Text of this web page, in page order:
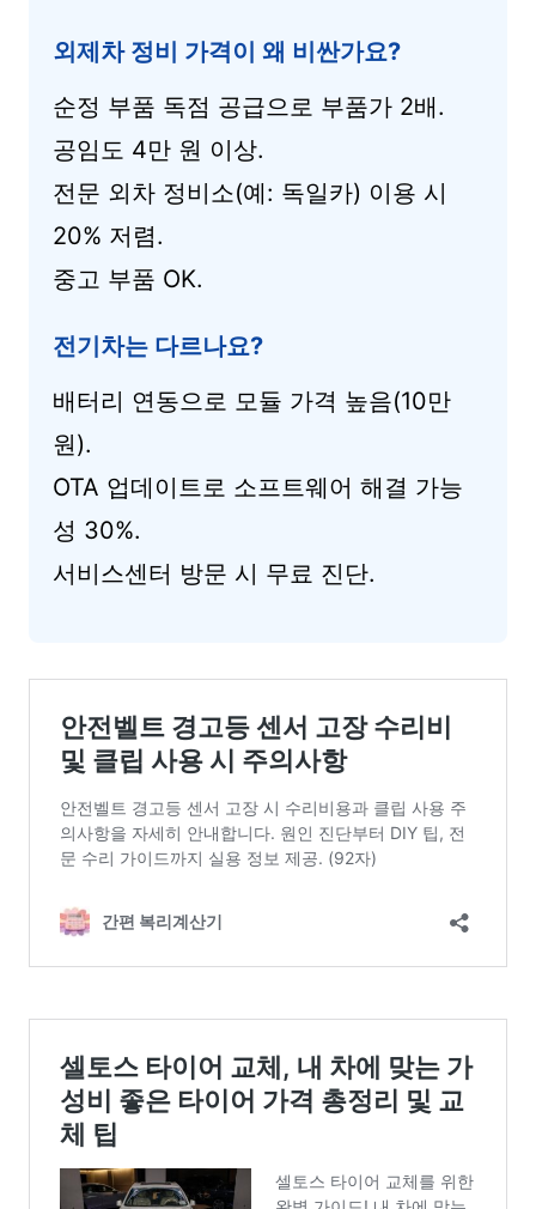
외제차 정비 가격이 왜 비싼가요?
순정 부품 독점 공급으로 부품가 2배.
공임도 4만 원 이상.
전문 외차 정비소(예: 독일카) 이용 시
20% 저렴.
중고 부품 OK.
전기차는 다르나요?
배터리 연동으로 모듈 가격 높음(10만
원).
OTA 업데이트로 소프트웨어 해결 가능
성 30%.
서비스센터 방문 시 무료 진단.